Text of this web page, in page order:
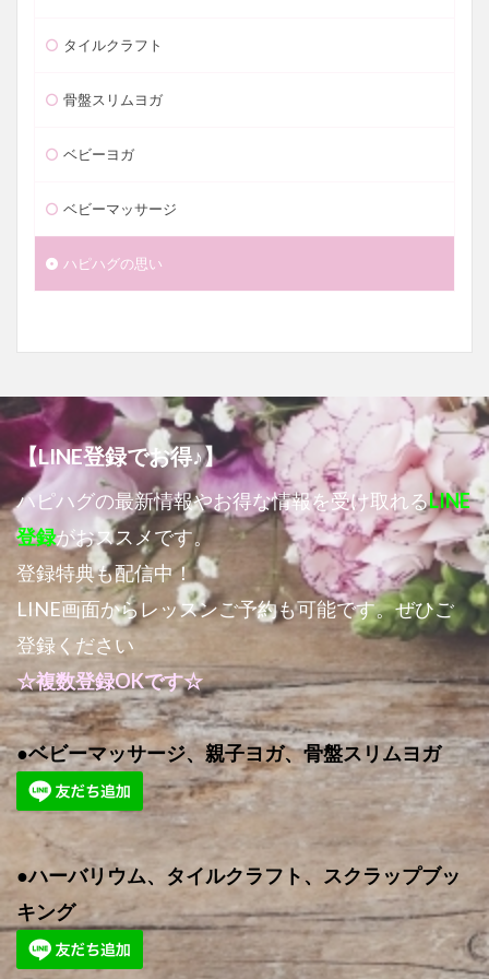
タイルクラフト
骨盤スリムヨガ
ベビーヨガ
ベビーマッサージ
ハピハグの思い
【LINE登録でお得♪】
ハピハグの最新情報やお得な情報を受け取れるLINE
登録がおススメです。
登録特典も配信中！
LINE画面からレッスンご予約も可能です。ぜひご
登録ください
☆複数登録OKです☆
●ベビーマッサージ、親子ヨガ、骨盤スリムヨガ
●ハーバリウム、タイルクラフト、スクラップブッ
キング